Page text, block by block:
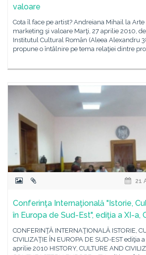
valoare
Cota îl face pe artist? Andreiana Mihail la
marketing şi valoare Marţi, 27 aprilie 2010,
Institutul Cultural Român (Aleea Alexandru
propune o întâlnire pe tema relaţiei dintre
21
Conferinţa Internaţională "Istorie,
în Europa de Sud-Est", ediţia a XI-a,
CONFERINŢĂ INTERNAŢIONALĂ ISTORIE,
CIVILIZAŢIE ÎN EUROPA DE SUD-EST ediţia
aprilie 2010 HISTORY, CULTURE AND